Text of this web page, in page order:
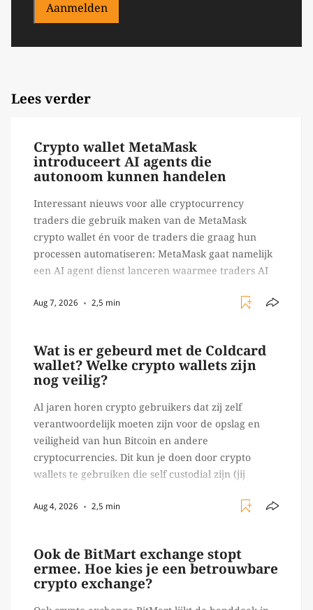
Aanmelden
Lees verder
Crypto wallet MetaMask
introduceert AI agents die
autonoom kunnen handelen
Interessant nieuws voor alle cryptocurrency
traders die gebruik maken van de MetaMask
crypto wallet én voor de traders die graag hun
processen automatiseren: MetaMask gaat namelijk
een AI agent dienst lanceren waarmee traders AI
verrichten, zoals het daadwerkelijk uitvoeren van
Aug 7, 2026 2,5 min
Wat is er gebeurd met de Coldcard
wallet? Welke crypto wallets zijn
nog veilig?
Al jaren horen crypto gebruikers dat zij zelf
verantwoordelijk moeten zijn voor de opslag en
veiligheid van hun Bitcoin en andere
cryptocurrencies. Dit kun je doen door crypto
wallets te gebruiken die self custodial zijn (jij
Ledger of Trezor bijvoorbeeld. Echter, op 29 juli
Aug 4, 2026 2,5 min
Ook de BitMart exchange stopt
ermee. Hoe kies je een betrouwbare
crypto exchange?